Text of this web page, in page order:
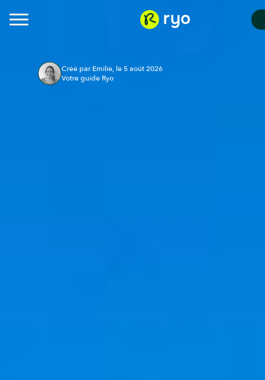
Créé par Emilie, le 5 août 2026
Votre guide Ryo